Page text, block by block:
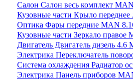
Салон Салон весь комплект
Кузовные части Крыло
Оптика Фары передние MAN
Кузовные части Зеркало
Двигатель Двигатель дизель
Электрика Переключатель
Система охлаждения Радиатор
Электрика Панель приборов